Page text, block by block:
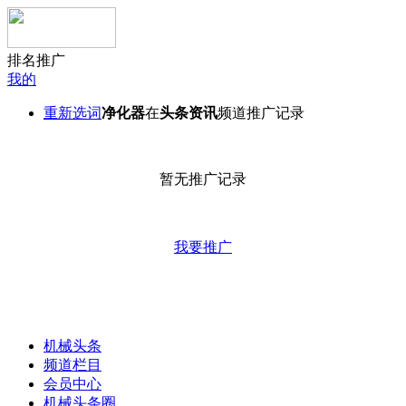
排名推广
我的
重新选词净化器在头条资讯频道推广记录
暂无推广记录
我要推广
机械头条
频道栏目
会员中心
机械头条圈